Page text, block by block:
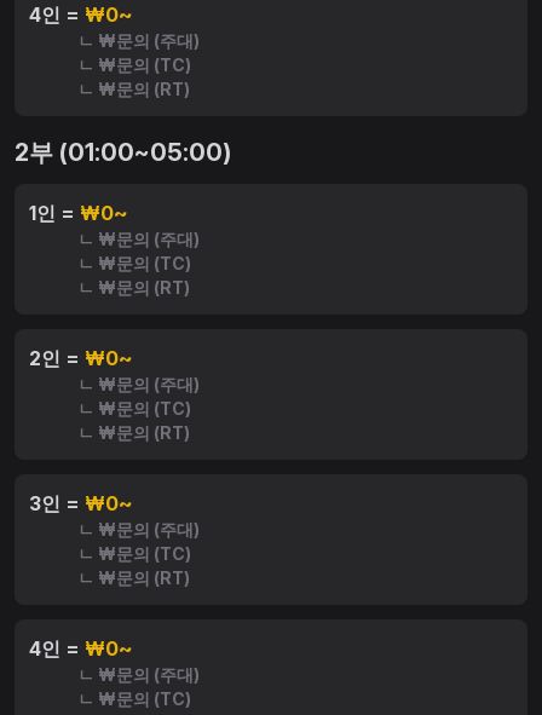
4인 = ₩0~
ㄴ ₩문의 (주대)
ㄴ ₩문의 (TC)
ㄴ ₩문의 (RT)
2부 (01:00~05:00)
1인 = ₩0~
ㄴ ₩문의 (주대)
ㄴ ₩문의 (TC)
ㄴ ₩문의 (RT)
2인 = ₩0~
ㄴ ₩문의 (주대)
ㄴ ₩문의 (TC)
ㄴ ₩문의 (RT)
3인 = ₩0~
ㄴ ₩문의 (주대)
ㄴ ₩문의 (TC)
ㄴ ₩문의 (RT)
4인 = ₩0~
ㄴ ₩문의 (주대)
ㄴ ₩문의 (TC)